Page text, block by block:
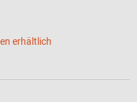
erhältlich